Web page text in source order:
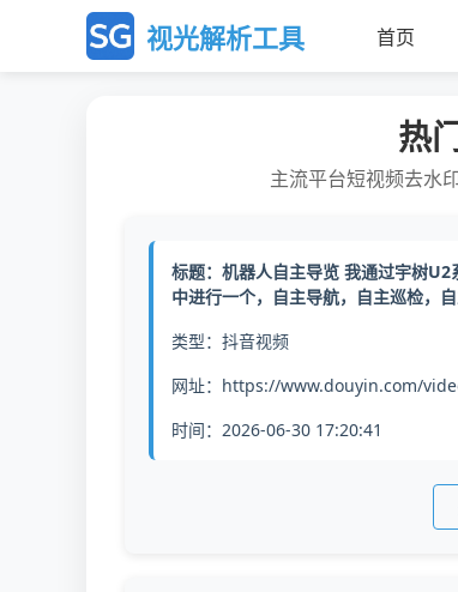
视光解析工具 首页
热
主流平台短视频去水
标题：机器人自主导览 我通过宇树
中进行一个，自主导航，自主巡检，
类型：抖音视频
网址：https://www.douyin.com/
时间：2026-06-30 17:20:41